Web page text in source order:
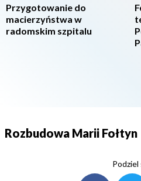
Przygotowanie do
macierzyństwa w
radomskim szpitalu
Rozbudowa Marii Fołtyn
Podziel